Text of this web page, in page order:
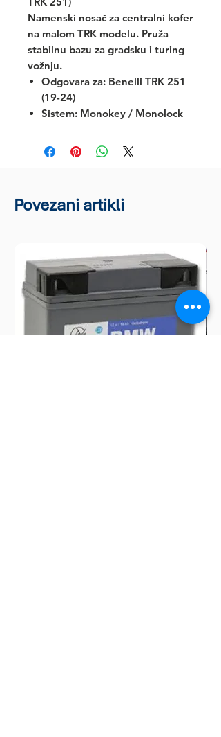
Namenski nosač za centralni kofer
na malom TRK modelu. Pruža
stabilnu bazu za gradsku i turing
vožnju.
Odgovara za: Benelli TRK 251
(19-24)
Sistem: Monokey / Monolock
Povezani artikli